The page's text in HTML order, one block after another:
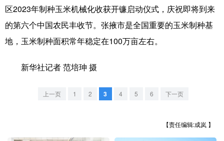
文化产业
地方频道
江西
区2023年制种玉米机械化收获开镰启动仪式，庆祝即将到来
的第六个中国农民丰收节。张掖市是全国重要的玉米制种基
地，玉米制种面积常年稳定在100万亩左右。
新华社记者 范培珅 摄
上一页 1 2 3 4 5 6 下一页
【责任编辑:成岚 】